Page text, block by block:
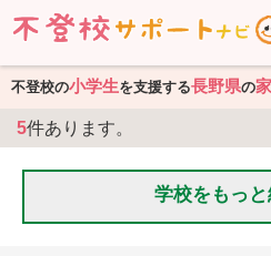
不登校の小学生を支援する長野県の
5件あります。
学校をもっ